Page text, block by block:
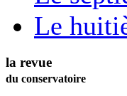
Le
la revue
du conservatoire